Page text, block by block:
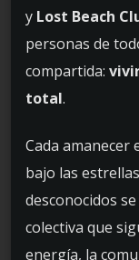
y Lost Beach
personas de
compartida:
total.
Cada amanecer
bajo las
desconocidos
colectiva que
energía, la